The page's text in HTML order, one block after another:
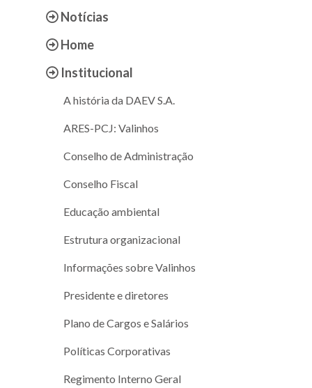
Notícias
Home
Institucional
A história da DAEV S.A.
ARES-PCJ: Valinhos
Conselho de Administração
Conselho Fiscal
Educação ambiental
Estrutura organizacional
Informações sobre Valinhos
Presidente e diretores
Plano de Cargos e Salários
Políticas Corporativas
Regimento Interno Geral